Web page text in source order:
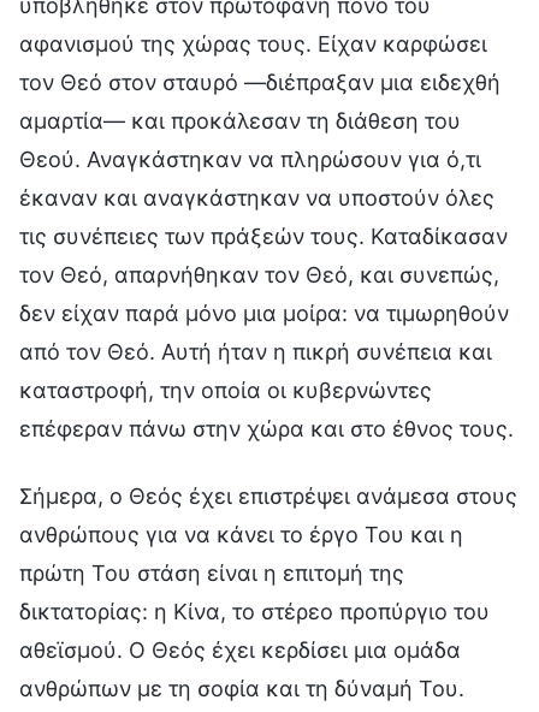
αφανισμού της χώρας τους. Είχαν καρφώσει
τον Θεό στον σταυρό —διέπραξαν μια ειδεχθή
αμαρτία— και προκάλεσαν τη διάθεση του
Θεού. Αναγκάστηκαν να πληρώσουν για ό,τι
έκαναν και αναγκάστηκαν να υποστούν όλες
τις συνέπειες των πράξεών τους. Καταδίκασαν
τον Θεό, απαρνήθηκαν τον Θεό, και συνεπώς,
δεν είχαν παρά μόνο μια μοίρα: να τιμωρηθούν
από τον Θεό. Αυτή ήταν η πικρή συνέπεια και
καταστροφή, την οποία οι κυβερνώντες
επέφεραν πάνω στην χώρα και στο έθνος τους.
Σήμερα, ο Θεός έχει επιστρέψει ανάμεσα στους
ανθρώπους για να κάνει το έργο Του και η
πρώτη Του στάση είναι η επιτομή της
δικτατορίας: η Κίνα, το στέρεο προπύργιο του
αθεϊσμού. Ο Θεός έχει κερδίσει μια ομάδα
ανθρώπων με τη σοφία και τη δύναμή Του.